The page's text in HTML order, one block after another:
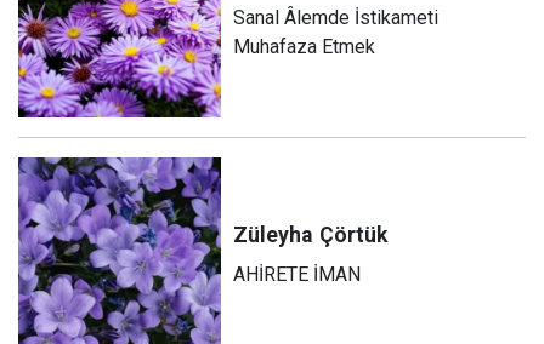
Sanal Âlemde İstikameti
Muhafaza Etmek
Züleyha Çörtük
AHİRETE İMAN